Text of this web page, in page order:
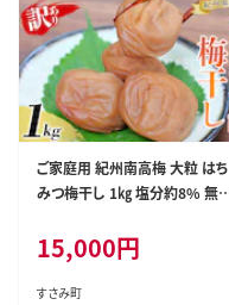
ご家庭用 紀州南高梅 大粒 はち
みつ梅干し 1㎏ 塩分約8% 無選
ウメ ハチミツ すさみ町 within2
025【khs118】
15,000円
すさみ町